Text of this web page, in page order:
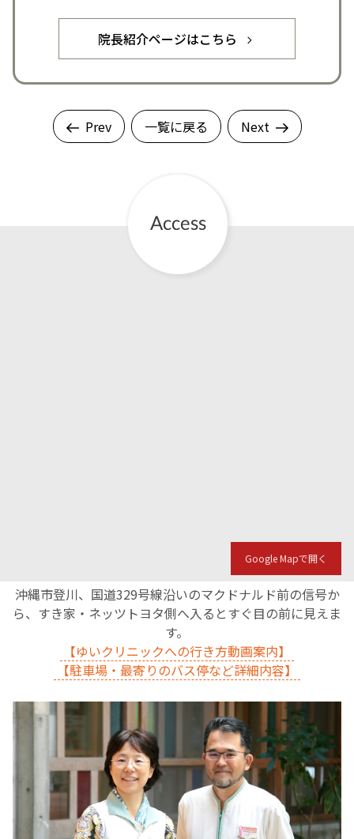
院長紹介ページはこちら
Prev 一覧に戻る Next
Google Mapで開く
沖縄市登川、国道329号線沿いのマクドナルド前の信号か
ら、すき家・ネッツトヨタ側へ入るとすぐ目の前に見えま
す。
【ゆいクリニックへの行き方動画案内】
【駐車場・最寄りのバス停など詳細内容】